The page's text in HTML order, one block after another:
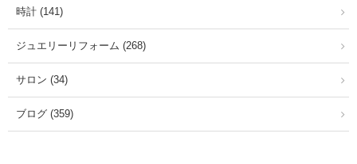
時計 (141)
ジュエリーリフォーム (268)
サロン (34)
ブログ (359)